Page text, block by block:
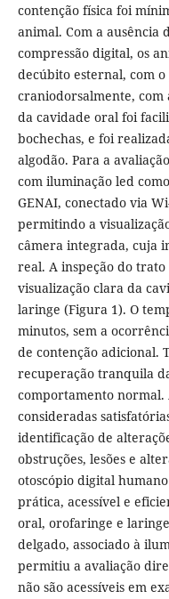
contenção física foi
animal. Com a ausência
compressão digital, os
decúbito esternal, com o
craniodorsalmente,
da cavidade oral foi
bochechas, e foi
algodão. Para a
com iluminação led
GENAI, conectado via
permitindo a
câmera integrada, cuja
real. A inspeção do
visualização clara da
laringe (Figura 1). O
minutos, sem a
de contenção adicional.
recuperação tranquila
comportamento normal.
consideradas
identificação de
obstruções, lesões e
otoscópio digital
prática, acessível e
oral, orofaringe e
delgado, associado à
permitiu a avaliação
não são acessíveis em